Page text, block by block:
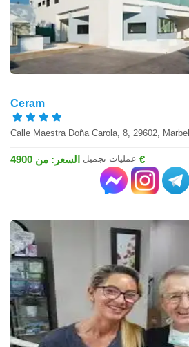
Ceram
عمليات تجميل السعر: من 4900 €